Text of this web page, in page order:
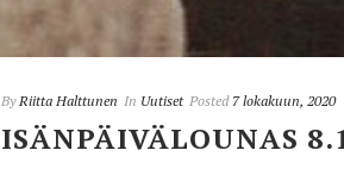
By Riitta Halttunen In Uutiset Posted 7 lokakuun, 2020
ISÄNPÄIVÄLOUNAS